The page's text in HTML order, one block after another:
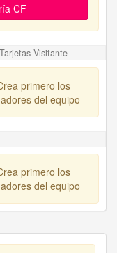
CF
Tarjetas Visitante
primero los
del equipo
primero los
del equipo